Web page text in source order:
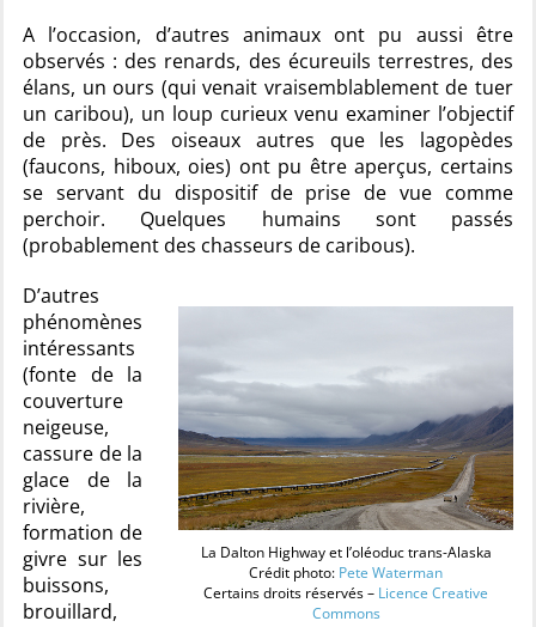
A l’occasion, d’autres animaux ont pu aussi être
observés : des renards, des écureuils terrestres, des
élans, un ours (qui venait vraisemblablement de tuer
un caribou), un loup curieux venu examiner l’objectif
de près. Des oiseaux autres que les lagopèdes
(faucons, hiboux, oies) ont pu être aperçus, certains
se servant du dispositif de prise de vue comme
perchoir. Quelques humains sont passés
(probablement des chasseurs de caribous).
La Dalton Highway et l’oléoduc trans-Alaska
Crédit photo: Pete Waterman
Certains droits réservés – Licence Creative
Commons
D’autres
phénomènes
intéressants
(fonte de la
couverture
neigeuse,
cassure de la
glace de la
rivière,
formation de
givre sur les
buissons,
brouillard,